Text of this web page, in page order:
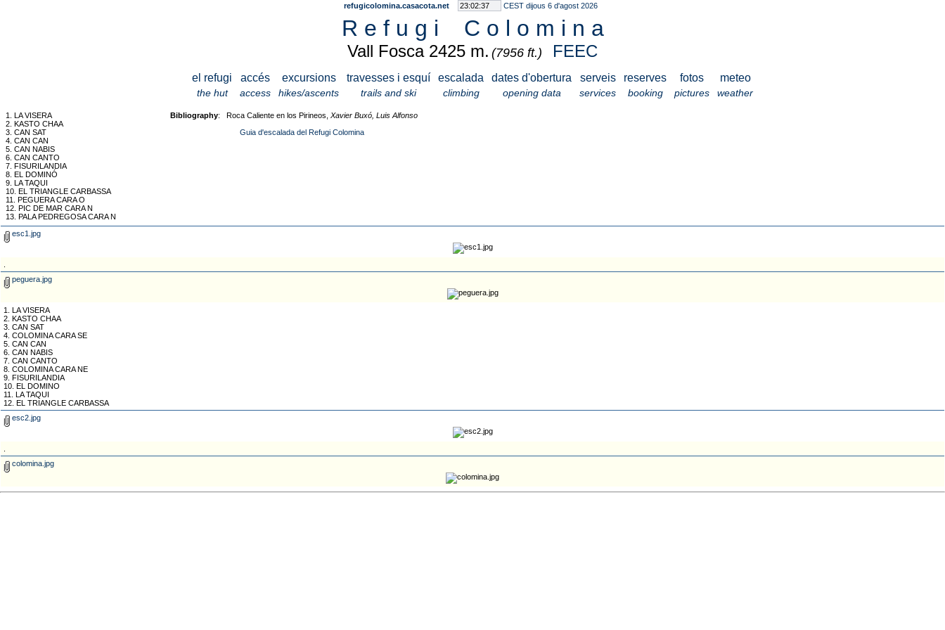
refugicolomina.casacota.net CEST dijous 6 d'agost 2026
R e f u g i C o l o m i n a
Vall Fosca 2425 m. (7956 ft.) FEEC
el refugi accés excursions travesses i esquí escalada dates d'obertura serveis reserves fotos meteo
the hut access hikes/ascents trails and ski climbing opening data services booking pictures weather
1. LA VISERA
2. KASTO CHAA
3. CAN SAT
4. CAN CAN
5. CAN NABIS
6. CAN CANTO
7. FISURILANDIA
8. EL DOMINÓ
9. LA TAQUI
10. EL TRIANGLE CARBASSA
11. PEGUERA CARA O
12. PIC DE MAR CARA N
13. PALA PEDREGOSA CARA N
Bibliography: Roca Caliente en los Pirineos, Xavier Buxó, Luis Alfonso
Guia d'escalada del Refugi Colomina
esc1.jpg
peguera.jpg
1. LA VISERA
2. KASTO CHAA
3. CAN SAT
4. COLOMINA CARA SE
5. CAN CAN
6. CAN NABIS
7. CAN CANTO
8. COLOMINA CARA NE
9. FISURILANDIA
10. EL DOMINO
11. LA TAQUI
12. EL TRIANGLE CARBASSA
esc2.jpg
colomina.jpg